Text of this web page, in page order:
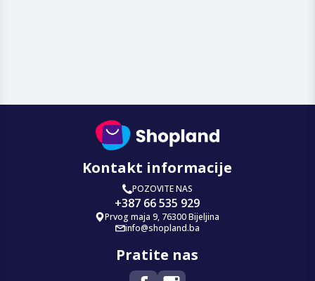
Kontakt informacije
POZOVITE NAS
+387 66 535 929
Prvog maja 9, 76300 Bijeljina
info@shopland.ba
Pratite nas